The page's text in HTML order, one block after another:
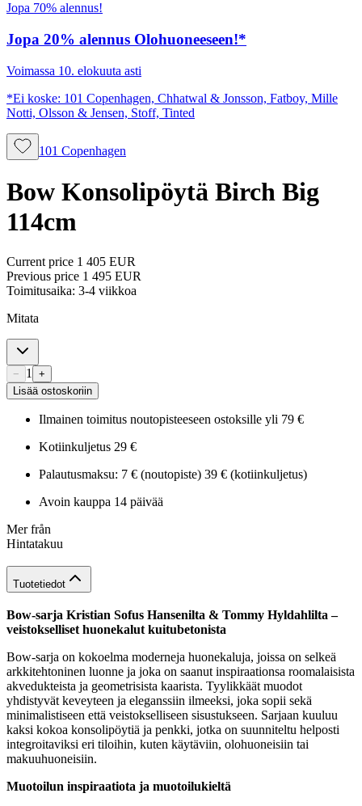
Jopa 70% alennus!
Jopa 20% alennus Olohuoneeseen!*
Voimassa 10. elokuuta asti
*Ei koske: 101 Copenhagen, Chhatwal & Jonsson, Fatboy, Mille
Notti, Olsson & Jensen, Stoff, Tinted
101 Copenhagen
Bow Konsolipöytä Birch Big
114cm
Current price 1 405 EUR
Previous price 1 495 EUR
Toimitusaika: 3-4 viikkoa
Mitata
− 1
+
Lisää ostoskoriin
Ilmainen toimitus noutopisteeseen ostoksille yli 79 €
Kotiinkuljetus 29 €
Palautusmaksu: 7 € (noutopiste) 39 € (kotiinkuljetus)
Avoin kauppa 14 päivää
Mer från
Hintatakuu
Tuotetiedot
Bow-sarja Kristian Sofus Hansenilta & Tommy Hyldahlilta –
veistokselliset huonekalut kuitubetonista
Bow-sarja on kokoelma moderneja huonekaluja, joissa on selkeä
arkkitehtoninen luonne ja joka on saanut inspiraationsa roomalaisista
akvedukteista ja geometrisista kaarista. Tyylikkäät muodot
yhdistyvät keveyteen ja eleganssiin ilmeeksi, joka sopii sekä
minimalistiseen että veistokselliseen sisustukseen. Sarjaan kuuluu
kaksi kokoa konsolipöytiä ja penkki, jotka on suunniteltu helposti
integroitaviksi eri tiloihin, kuten käytäviin, olohuoneisiin tai
makuuhuoneisiin.
Muotoilun inspiraatiota ja muotoilukieltä